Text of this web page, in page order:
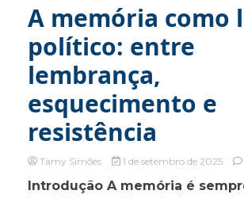
A memória como
político: entre
lembrança,
esquecimento e
resistência
Tamy Simões 1 de setembro de 2025
Introdução A memória é